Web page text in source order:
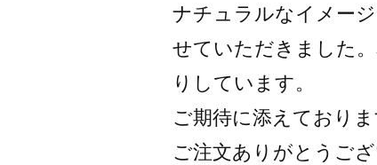
ナチュラルなイメー
せていただきました
りしています。
ご期待に添えておりま
ご注文ありがとうござ